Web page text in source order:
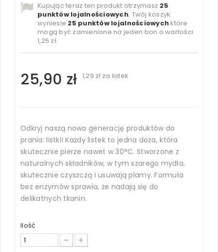
Kupując teraz ten produkt otrzymasz 25
punktów lojalnościowych. Twój koszyk
wyniesie 25 punktów lojalnościowych które
mogą być zamienione na jeden bon o wartości
1,25 zł.
25,90 zł 1,29 zł za listek
Odkryj naszą nowa generację produktów do
prania: listki! Każdy listek to jedna doza, która
skutecznie pierze nawet w 30°C. Stworzone z
naturalnych składników, w tym szarego mydła,
skutecznie czyszczą i usuwają plamy. Formuła
bez enzymów sprawia, że nadają się do
delikatnych tkanin.
Ilość